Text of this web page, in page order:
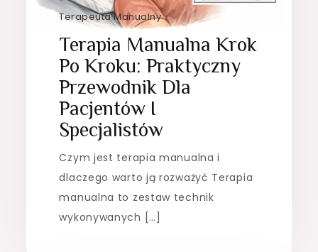
Terapeuta Manualny
Terapia Manualna Krok
Po Kroku: Praktyczny
Przewodnik Dla
Pacjentów I
Specjalistów
Czym jest terapia manualna i
dlaczego warto ją rozważyć Terapia
manualna to zestaw technik
wykonywanych […]